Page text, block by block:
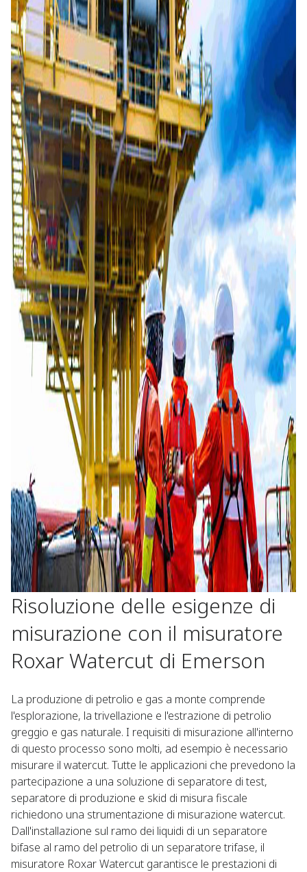
Risoluzione delle esigenze di
misurazione con il misuratore
Roxar Watercut di Emerson
La produzione di petrolio e gas a monte comprende
l'esplorazione, la trivellazione e l'estrazione di petrolio
greggio e gas naturale. I requisiti di misurazione all'interno
di questo processo sono molti, ad esempio è necessario
misurare il watercut. Tutte le applicazioni che prevedono la
partecipazione a una soluzione di separatore di test,
separatore di produzione e skid di misura fiscale
richiedono una strumentazione di misurazione watercut.
Dall'installazione sul ramo dei liquidi di un separatore
bifase al ramo del petrolio di un separatore trifase, il
misuratore Roxar Watercut garantisce le prestazioni di